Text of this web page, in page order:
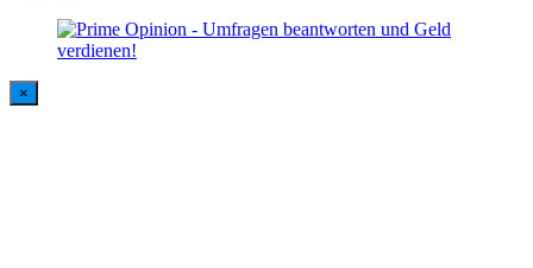
×